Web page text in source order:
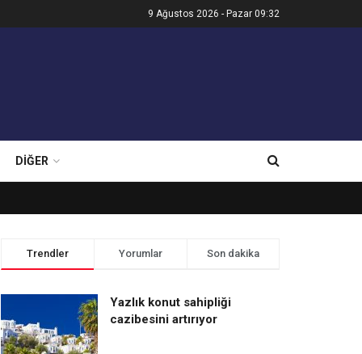
9 Ağustos 2026 - Pazar 09:32
DIĞER
Trendler Yorumlar Son dakika
Yazlık konut sahipliği
cazibesini artırıyor